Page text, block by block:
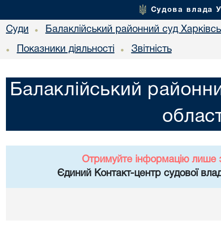
Судова влада
Суди • Балаклійський районний суд
• Показники діяльності • Звітність
Балаклійський
Отримуйте інформацію лише
Єдиний Контакт-центр судової